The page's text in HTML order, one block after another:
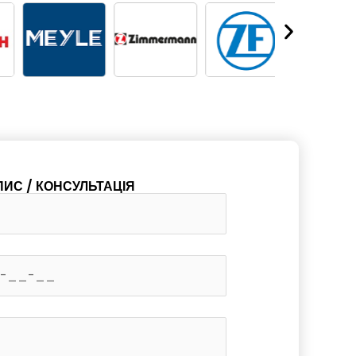
/ КОНСУЛЬТАЦІЯ